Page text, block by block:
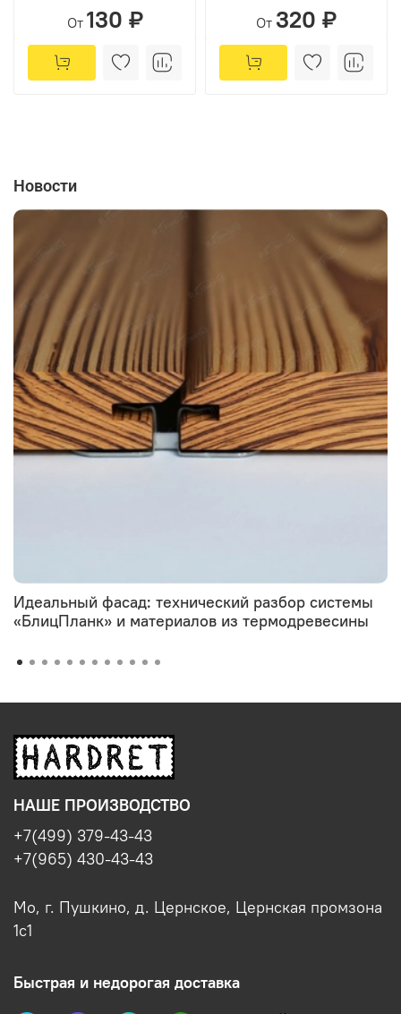
От 130 ₽ От 320 ₽
Новости
Идеальный фасад: технический разбор системы
«БлицПланк» и материалов из термодревесины
НАШЕ ПРОИЗВОДСТВО
+7(499) 379-43-43
+7(965) 430-43-43
Мо, г. Пушкино, д. Цернское, Цернская промзона
1с1
Быстрая и недорогая доставка